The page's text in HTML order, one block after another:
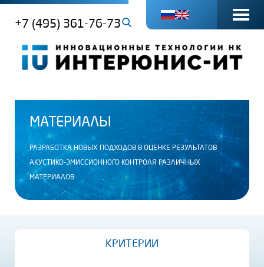
+7 (495) 361-76-73
МАТЕРИАЛЫ
РАЗРАБОТКА НОВЫХ ПОДХОДОВ В ОЦЕНКЕ РЕЗУЛЬТАТОВ
АКУСТИКО-ЭМИССИОННОГО КОНТРОЛЯ РАЗЛИЧНЫХ
МАТЕРИАЛОВ
КРИТЕРИИ